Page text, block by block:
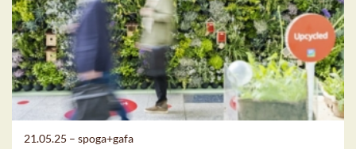
21.05.25 – spoga+gafa